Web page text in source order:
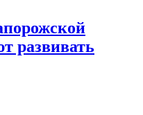
развивать